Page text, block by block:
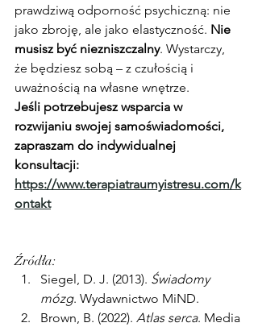
prawdziwą odporność psychiczną: nie
jako zbroję, ale jako elastyczność. Nie
musisz być niezniszczalny. Wystarczy,
że będziesz sobą – z czułością i
uważnością na własne wnętrze.
Jeśli potrzebujesz wsparcia w
rozwijaniu swojej samoświadomości,
zapraszam do indywidualnej
konsultacji:
https://www.terapiatraumyistresu.com/k
ontakt
Źródła:
Siegel, D. J. (2013). Świadomy
mózg. Wydawnictwo MiND.
Brown, B. (2022). Atlas serca. Media